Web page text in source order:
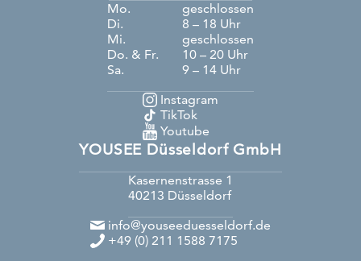
Mo.
geschlossen
Di.
8 – 18 Uhr
Mi.
geschlossen
Do. & Fr.
10 – 20 Uhr
Sa.
9 – 14 Uhr
Instagram
TikTok
Youtube
YOUSEE Düsseldorf GmbH
Kasernenstrasse 1
40213 Düsseldorf
info@youseeduesseldorf.de
+49 (0) 211 1588 7175